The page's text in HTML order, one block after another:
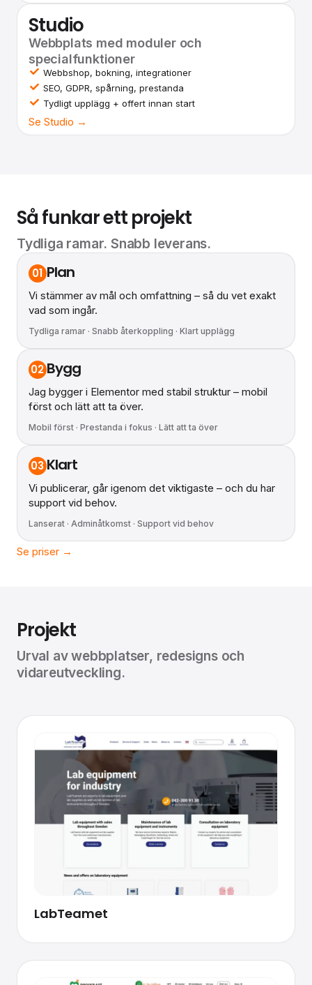
Studio
Webbplats med moduler och
specialfunktioner
Webbshop, bokning, integrationer
SEO, GDPR, spårning, prestanda
Tydligt upplägg + offert innan start
Se Studio →
Så funkar ett projekt
Tydliga ramar. Snabb leverans.
01 Plan
Vi stämmer av mål och omfattning – så du vet exakt
vad som ingår.
Tydliga ramar · Snabb återkoppling · Klart upplägg
02 Bygg
Jag bygger i Elementor med stabil struktur – mobil
först och lätt att ta över.
Mobil först · Prestanda i fokus · Lätt att ta över
03 Klart
Vi publicerar, går igenom det viktigaste – och du har
support vid behov.
Lanserat · Adminåtkomst · Support vid behov
Se priser →
Projekt
Urval av webbplatser, redesigns och
vidareutveckling.
LabTeamet